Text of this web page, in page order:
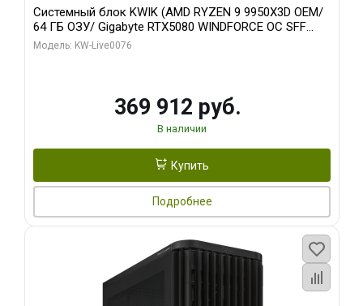
Системный блок KWIK (AMD RYZEN 9 9950X3D OEM/
64 ГБ ОЗУ/ Gigabyte RTX5080 WINDFORCE OC SFF
16GB GDDR7 256bit / 960 ГБ SSD)
Модель: KW-Live0076
369 912 руб.
В наличии
Купить
Подробнее